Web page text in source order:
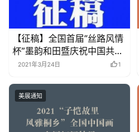
【征稿】全国首届“丝路风情
杯”墨韵和田暨庆祝中国共产
党成立100周年中国画展征
2021年3月24日 1
美展通知